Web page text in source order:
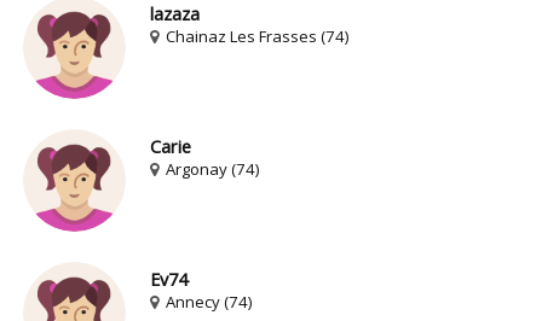
lazaza
Chainaz Les Frasses (74)
Carie
Argonay (74)
Ev74
Annecy (74)